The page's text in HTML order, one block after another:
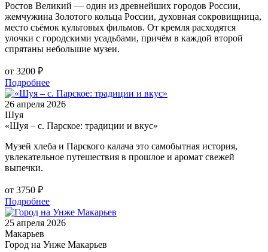
Ростов Великий — один из древнейших городов России,
жемчужина Золотого кольца России, духовная сокровищница,
место съёмок культовых фильмов. От кремля расходятся
улочки с городскими усадьбами, причём в каждой второй
спрятаны небольшие музеи.
от 3200 ₽
Подробнее
26 апреля 2026
Шуя
«Шуя – с. Парское: традиции и вкус»
Музей хлеба и Парского калача это самобытная история,
увлекательное путешествия в прошлое и аромат свежей
выпечки.
от 3750 ₽
Подробнее
25 апреля 2026
Макарьев
Город на Унже Макарьев